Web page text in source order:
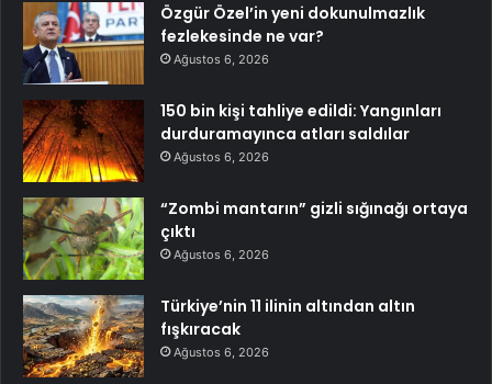
Özgür Özel’in yeni dokunulmazlık
fezlekesinde ne var?
Ağustos 6, 2026
150 bin kişi tahliye edildi: Yangınları
durduramayınca atları saldılar
Ağustos 6, 2026
“Zombi mantarın” gizli sığınağı ortaya
çıktı
Ağustos 6, 2026
Türkiye’nin 11 ilinin altından altın
fışkıracak
Ağustos 6, 2026